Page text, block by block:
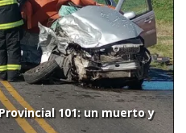
101: un muerto y